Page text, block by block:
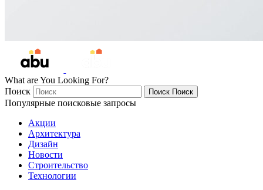
What are You Looking For?
Поиск
Поиск Поиск
Популярные поисковые запросы
Акции
Архитектура
Дизайн
Новости
Строительство
Технологии